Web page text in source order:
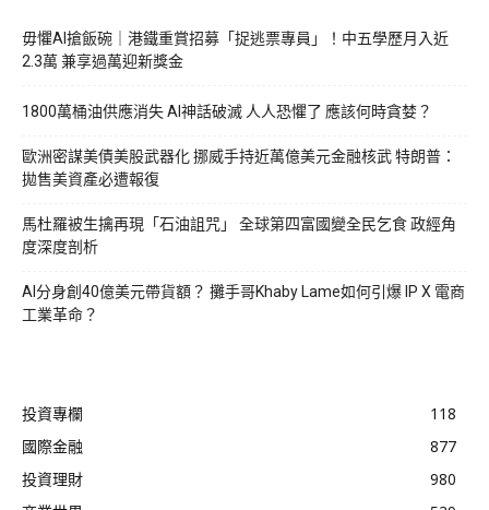
毋懼AI搶飯碗｜港鐵重賞招募「捉逃票專員」！中五學歷月入近
2.3萬 兼享過萬迎新獎金
1800萬桶油供應消失 AI神話破滅 人人恐懼了 應該何時貪婪？
歐洲密謀美債美股武器化 挪威手持近萬億美元金融核武 特朗普：
拋售美資產必遭報復
馬杜羅被生擒再現「石油詛咒」 全球第四富國變全民乞食 政經角
度深度剖析
AI分身創40億美元帶貨額？ 攤手哥Khaby Lame如何引爆 IP X 電商
工業革命？
投資專欄
118
國際金融
877
投資理財
980